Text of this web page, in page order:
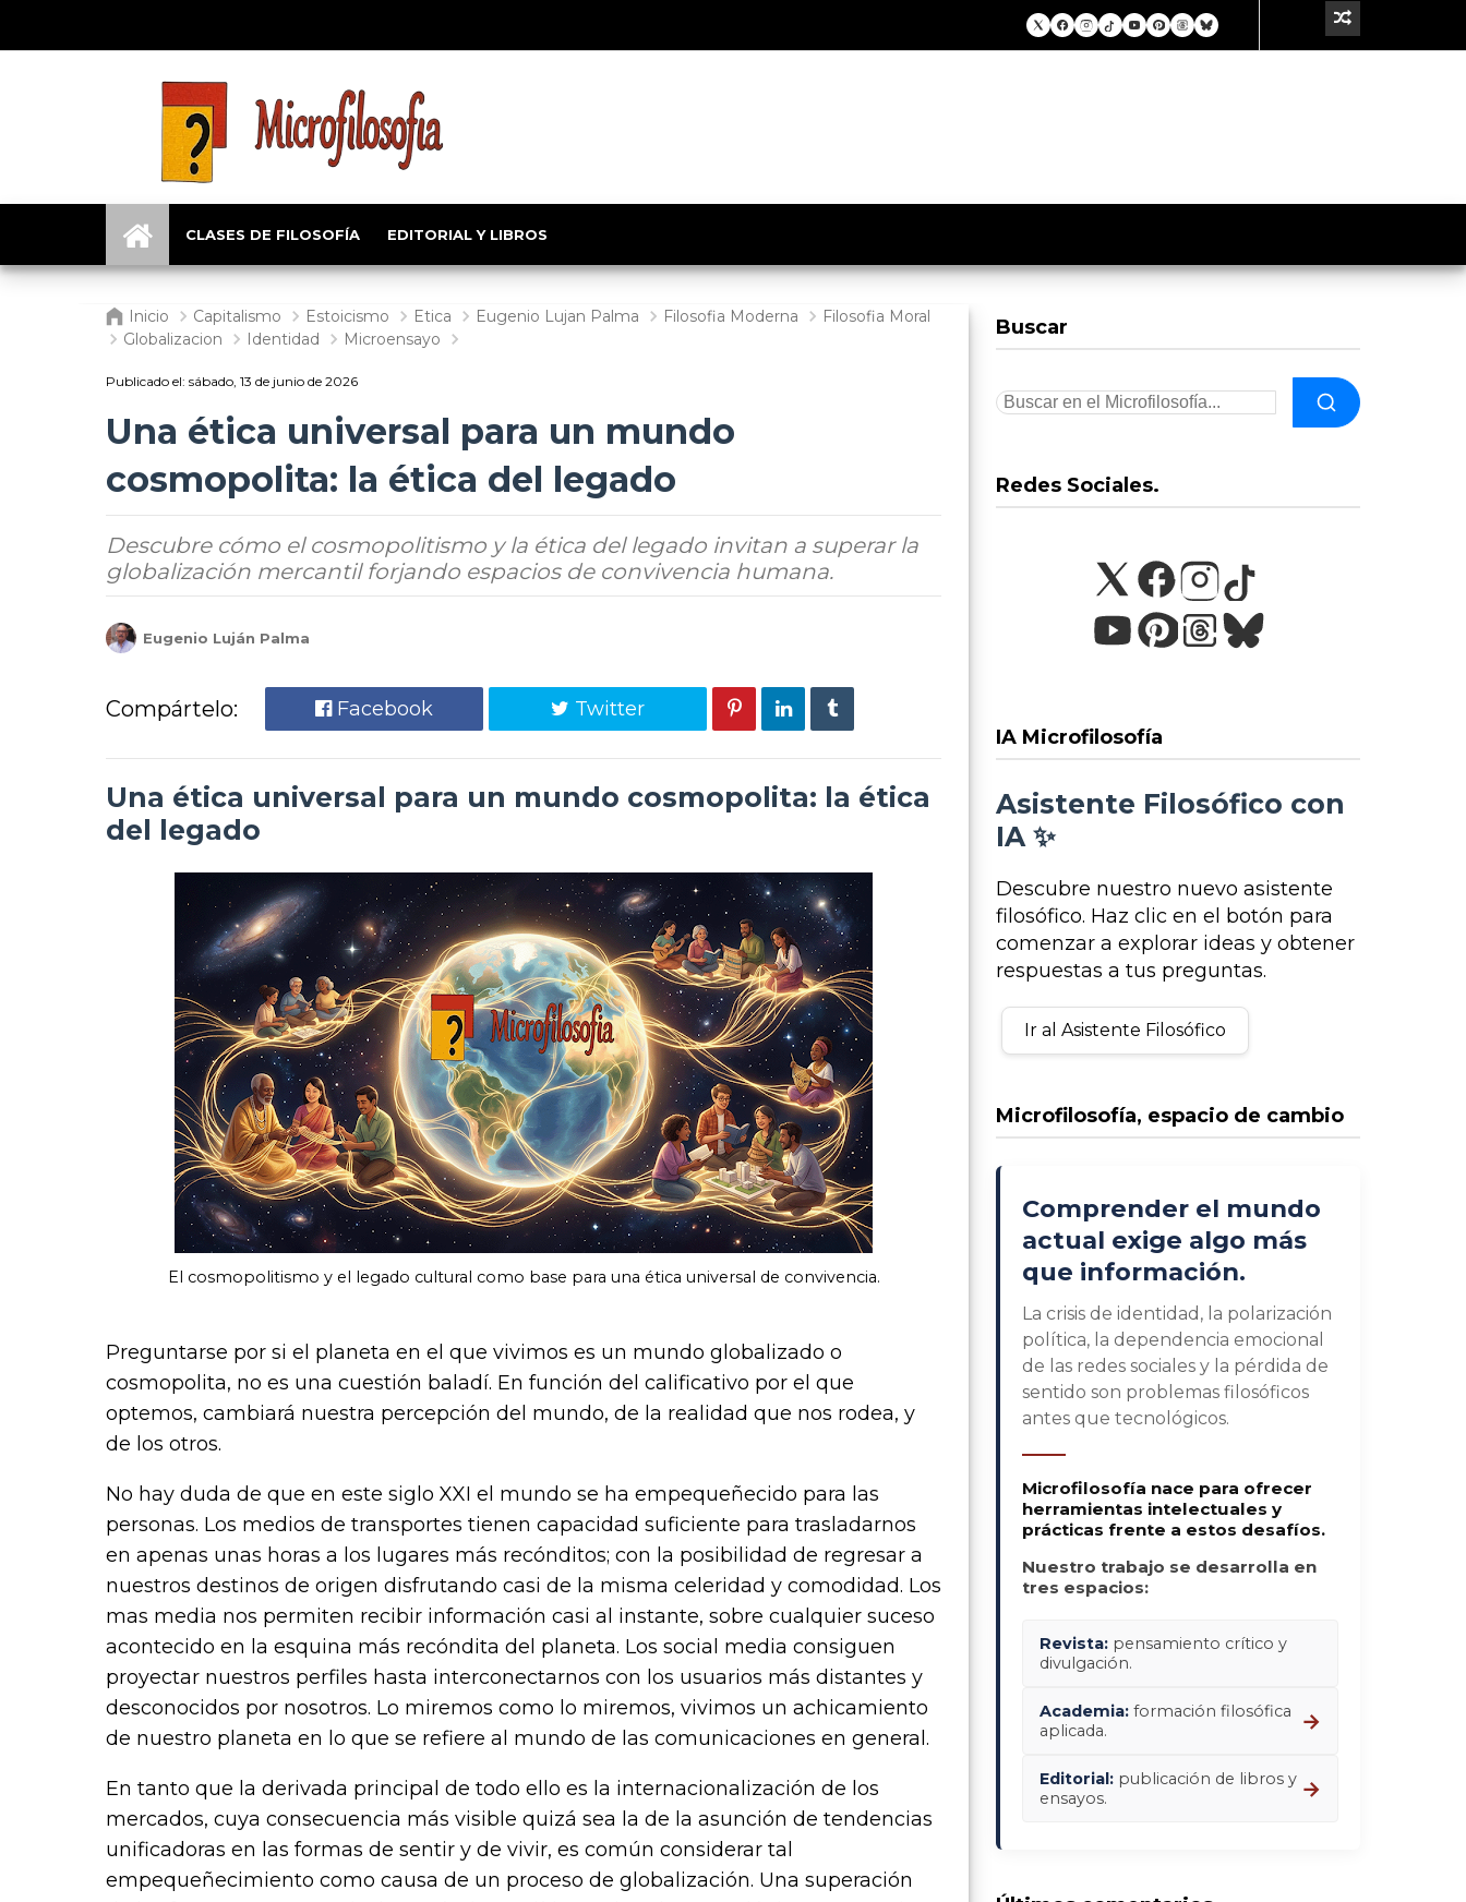
CLASES DE FILOSOFÍA EDITORIAL Y LIBROS
Inicio Capitalismo Estoicismo Etica Eugenio Lujan Palma Filosofia Moderna
Filosofia Moral
Globalizacion
Identidad Microensayo
Publicado el: sábado, 13 de junio de 2026
Una ética universal para un mundo
cosmopolita: la ética del legado
Descubre cómo el cosmopolitismo y la ética del legado invitan a superar la
globalización mercantil forjando espacios de convivencia humana.
Eugenio Luján Palma
Compártelo: Facebook Twitter
Una ética universal para un mundo cosmopolita: la ética
del legado
El cosmopolitismo y el legado cultural como base para una ética universal de convivencia.
Preguntarse por si el planeta en el que vivimos es un mundo globalizado o
cosmopolita, no es una cuestión baladí. En función del calificativo por el que
optemos, cambiará nuestra percepción del mundo, de la realidad que nos rodea, y
de los otros.
No hay duda de que en este siglo XXI el mundo se ha empequeñecido para las
personas. Los medios de transportes tienen capacidad suficiente para trasladarnos
en apenas unas horas a los lugares más recónditos; con la posibilidad de regresar a
nuestros destinos de origen disfrutando casi de la misma celeridad y comodidad. Los
mas media nos permiten recibir información casi al instante, sobre cualquier suceso
acontecido en la esquina más recóndita del planeta. Los social media consiguen
proyectar nuestros perfiles hasta interconectarnos con los usuarios más distantes y
desconocidos por nosotros. Lo miremos como lo miremos, vivimos un achicamiento
de nuestro planeta en lo que se refiere al mundo de las comunicaciones en general.
En tanto que la derivada principal de todo ello es la internacionalización de los
mercados, cuya consecuencia más visible quizá sea la de la asunción de tendencias
unificadoras en las formas de sentir y de vivir, es común considerar tal
empequeñecimiento como causa de un proceso de globalización. Una superación
Buscar
Redes Sociales.
IA Microfilosofía
Asistente Filosófico con
IA ✨
Descubre nuestro nuevo asistente
filosófico. Haz clic en el botón para
comenzar a explorar ideas y obtener
respuestas a tus preguntas.
Ir al Asistente Filosófico
Microfilosofía, espacio de cambio
Comprender el mundo
actual exige algo más
que información.
La crisis de identidad, la polarización
política, la dependencia emocional
de las redes sociales y la pérdida de
sentido son problemas filosóficos
antes que tecnológicos.
Microfilosofía nace para ofrecer
herramientas intelectuales y
prácticas frente a estos desafíos.
Nuestro trabajo se desarrolla en
tres espacios:
Revista: pensamiento crítico y
divulgación.
Academia: formación filosófica
aplicada.
→
Editorial: publicación de libros y
ensayos.
→